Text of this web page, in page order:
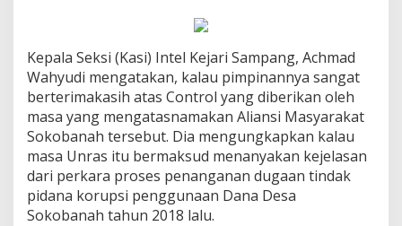
Kepala Seksi (Kasi) Intel Kejari Sampang, Achmad
Wahyudi mengatakan, kalau pimpinannya sangat
berterimakasih atas Control yang diberikan oleh
masa yang mengatasnamakan Aliansi Masyarakat
Sokobanah tersebut. Dia mengungkapkan kalau
masa Unras itu bermaksud menanyakan kejelasan
dari perkara proses penanganan dugaan tindak
pidana korupsi penggunaan Dana Desa
Sokobanah tahun 2018 lalu.